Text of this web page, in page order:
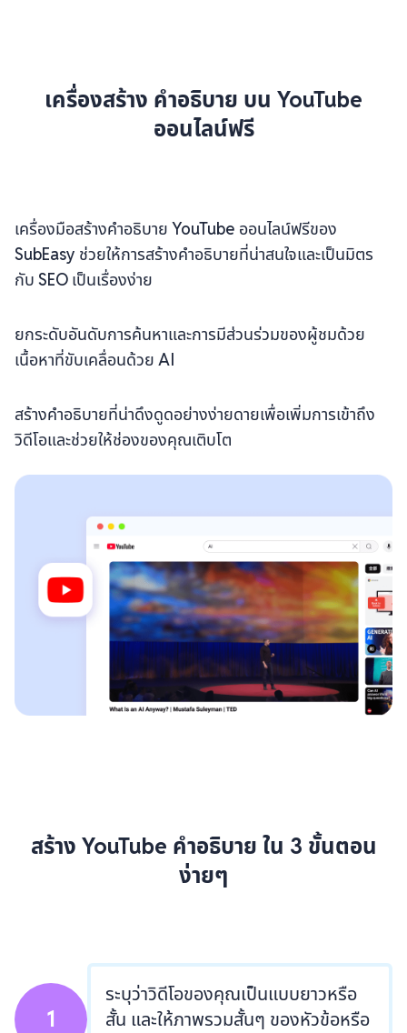
เครื่องสร้าง คำอธิบาย บน YouTube
ออนไลน์ฟรี
เครื่องมือสร้างคำอธิบาย YouTube ออนไลน์ฟรีของ
SubEasy ช่วยให้การสร้างคำอธิบายที่น่าสนใจและเป็นมิตร
กับ SEO เป็นเรื่องง่าย
ยกระดับอันดับการค้นหาและการมีส่วนร่วมของผู้ชมด้วย
เนื้อหาที่ขับเคลื่อนด้วย AI
สร้างคำอธิบายที่น่าดึงดูดอย่างง่ายดายเพื่อเพิ่มการเข้าถึง
วิดีโอและช่วยให้ช่องของคุณเติบโต
สร้าง YouTube คำอธิบาย ใน 3 ขั้นตอน
ง่ายๆ
1
ระบุว่าวิดีโอของคุณเป็นแบบยาวหรือ
สั้น และให้ภาพรวมสั้นๆ ของหัวข้อหรือ